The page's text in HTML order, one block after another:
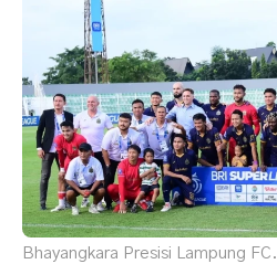
Bhayangkara Presisi Lampung FC.